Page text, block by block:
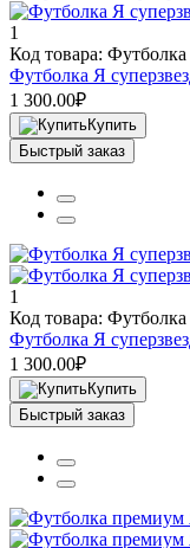
1
Код товара: Футболка
Футболка Я
1 300.00₽
Купить
Быстрый заказ
1
Код товара: Футболка
Футболка Я
1 300.00₽
Купить
Быстрый заказ